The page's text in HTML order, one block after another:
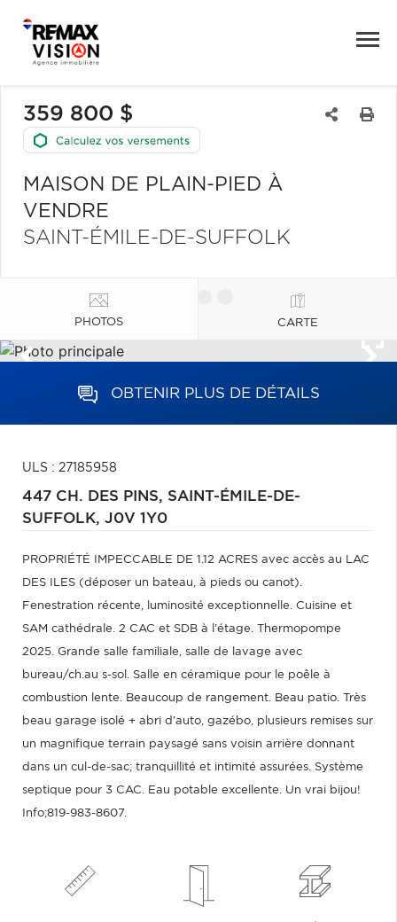
359 800 $
MAISON DE PLAIN-PIED À
VENDRE
SAINT-ÉMILE-DE-SUFFOLK
PHOTOS CARTE
OBTENIR PLUS DE DÉTAILS
ULS : 27185958
447 CH. DES PINS, SAINT-ÉMILE-DE-
SUFFOLK, J0V 1Y0
PROPRIÉTÉ IMPECCABLE DE 1.12 ACRES avec accès au LAC
DES ILES (déposer un bateau, à pieds ou canot).
Fenestration récente, luminosité exceptionnelle. Cuisine et
SAM cathédrale. 2 CAC et SDB à l'étage. Thermopompe
2025. Grande salle familiale, salle de lavage avec
bureau/ch.au s-sol. Salle en céramique pour le poêle à
combustion lente. Beaucoup de rangement. Beau patio. Très
beau garage isolé + abri d'auto, gazébo, plusieurs remises sur
un magnifique terrain paysagé sans voisin arrière donnant
dans un cul-de-sac; tranquillité et intimité assurées. Système
septique pour 3 CAC. Eau potable excellente. Un vrai bijou!
Info;819-983-8607.